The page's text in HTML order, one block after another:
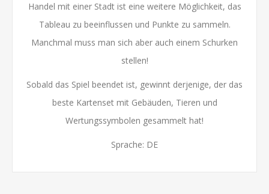
Handel mit einer Stadt ist eine weitere Möglichkeit, das
Tableau zu beeinflussen und Punkte zu sammeln.
Manchmal muss man sich aber auch einem Schurken
stellen!
Sobald das Spiel beendet ist, gewinnt derjenige, der das
beste Kartenset mit Gebäuden, Tieren und
Wertungssymbolen gesammelt hat!
Sprache: DE